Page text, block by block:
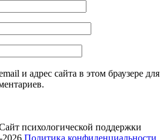
и адрес сайта в этом браузере для
психологической поддержки